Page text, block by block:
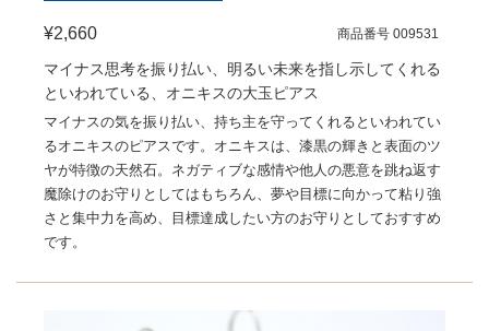
¥2,660 商品番号 009531
マイナス思考を振り払い、明るい未来を指し示してくれる
といわれている、オニキスの大玉ピアス
マイナスの気を振り払い、持ち主を守ってくれるといわれてい
るオニキスのピアスです。オニキスは、漆黒の輝きと表面のツ
ヤが特徴の天然石。ネガティブな感情や他人の悪意を跳ね返す
魔除けのお守りとしてはもちろん、夢や目標に向かって粘り強
さと集中力を高め、目標達成したい方のお守りとしておすすめ
です。